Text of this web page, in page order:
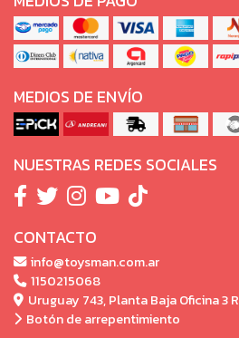
MEDIOS DE ENVÍO
NUESTRAS REDES SOCIALES
CONTACTO
info@toysman.com.ar
1150215068
Uruguay 743, Planta Baja Oficina 3
Botón de arrepentimiento